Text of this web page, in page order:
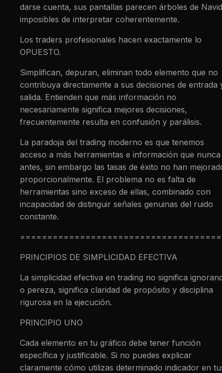
darse cuenta, sus pantallas parecen árboles de
imposibles de interpretar coherentemente.
Los traders profesionales hacen exactamente lo
OPUESTO.
Simplifican, depuran, eliminan todo elemento que no
contribuya directamente a sus decisiones de entrada
salida. Entienden que más información no
necesariamente significa mejores decisiones,
frecuentemente resulta en confusión y parálisis.
La paradoja del trading moderno es que tenemos
acceso a más herramientas e información que nunca
antes, sin embargo las tasas de éxito no han
proporcionalmente. El problema no es falta de
herramientas sino exceso de ellas, combinado con
incapacidad de distinguir señales genuinas del ruido
constante.
PRINCIPIOS DE SIMPLICIDAD EFECTIVA
La simplicidad efectiva en trading no significa
o pereza, significa claridad de propósito y disciplina
rigurosa en la ejecución.
PRINCIPIO UNO
Cada elemento en tu gráfico debe tener función
específica y justificable. Si no puedes explicar
claramente cómo utilizas determinado indicador en